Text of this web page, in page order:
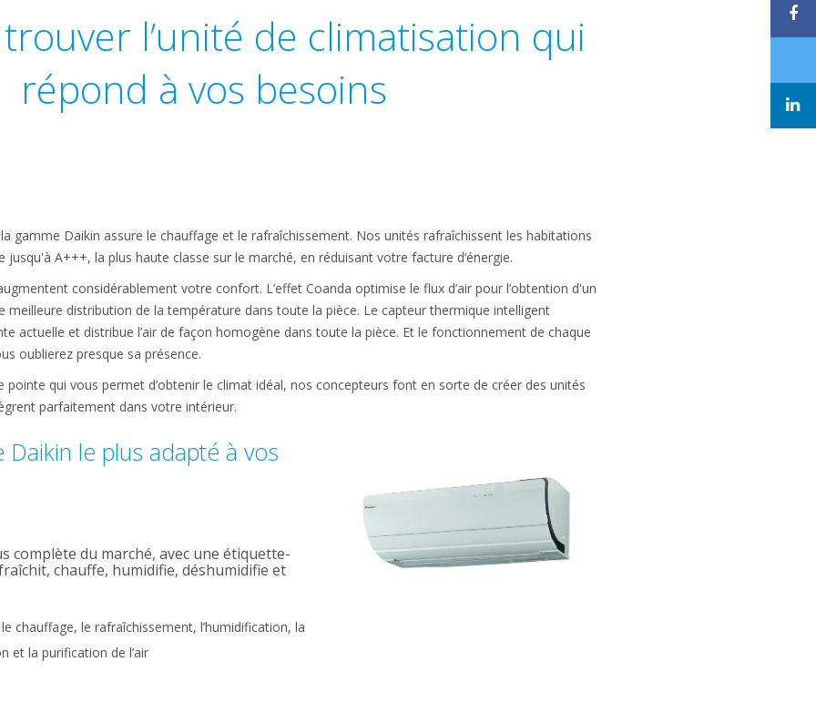
l’unité de climatisation qui
répond à vos besoins
gamme Daikin assure le chauffage et le rafraîchissement. Nos unités rafraîchissent les habitations
jusqu'à A+++, la plus haute classe sur le marché, en réduisant votre facture d’énergie.
considérablement votre confort. L’effet Coanda optimise le flux d’air pour l’obtention d'un
meilleure distribution de la température dans toute la pièce. Le capteur thermique intelligent
actuelle et distribue l’air de façon homogène dans toute la pièce. Et le fonctionnement de chaque
oublierez presque sa présence.
pointe qui vous permet d’obtenir le climat idéal, nos concepteurs font en sorte de créer des unités
parfaitement dans votre intérieur.
le plus adapté à vos
complète du marché, avec une étiquette-
chauffe, humidifie, déshumidifie et
chauffage, le rafraîchissement, l’humidification, la
et la purification de l’air